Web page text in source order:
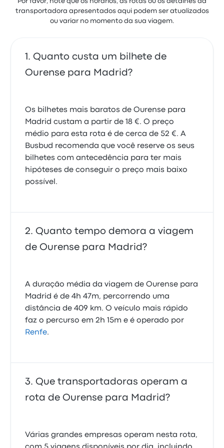
transportadora apresentados aqui podem ser atualizados
ou variar no momento da sua viagem.
Quanto custa um bilhete de
Ourense para Madrid?
Os bilhetes mais baratos de Ourense para
Madrid custam a partir de 18 €. O preço
médio para esta rota é de cerca de 52 €. A
Busbud recomenda que você reserve os seus
bilhetes com antecedência para ter mais
hipóteses de conseguir o preço mais baixo
possível.
Quanto tempo demora a viagem
de Ourense para Madrid?
A duração média da viagem de Ourense para
Madrid é de 4h 47m, percorrendo uma
distância de 409 km. O veículo mais rápido
faz o percurso em 2h 15m e é operado por
Renfe.
Que transportadoras operam a
rota de Ourense para Madrid?
Várias grandes empresas operam nesta rota,